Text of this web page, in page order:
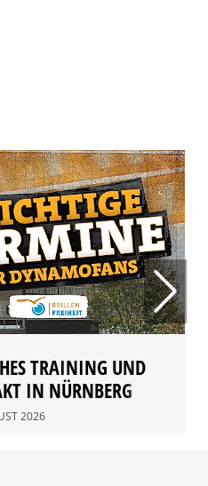
TRAINING UND
IN NÜRNBERG
2026